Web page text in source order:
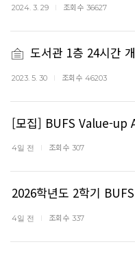
2024. 3. 29 조회수 36627
도서관 1층 24시간
2023. 5. 30 조회수 46203
[모집] BUFS Value-
4일 전 조회수 307
2026학년도 2학기
4일 전 조회수 337